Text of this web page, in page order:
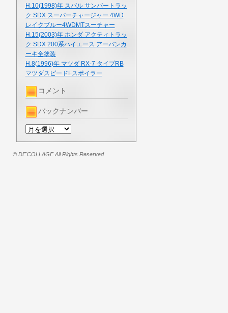
H.10(1998)年 スバル サンバートラッ
ク SDX スーパーチャージャー 4WD
レイクブルー4WDMTスーチャー
H.15(2003)年 ホンダ アクティトラッ
ク SDX 200系ハイエース アーバンカ
ーキ全塗装
H.8(1996)年 マツダ RX-7 タイプRB
マツダスピードFスポイラー
コメント
バックナンバー
© DE'COLLAGE All Rights Reserved